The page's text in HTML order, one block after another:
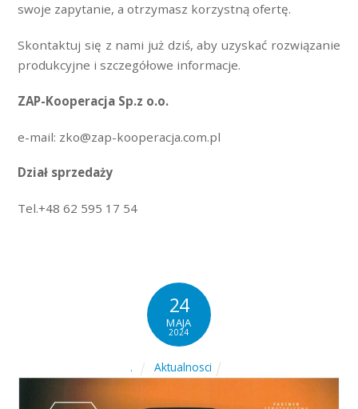
swoje zapytanie, a otrzymasz korzystną ofertę.
Skontaktuj się z nami już dziś, aby uzyskać rozwiązanie
produkcyjne i szczegółowe informacje.
ZAP-Kooperacja Sp.z o.o.
e-mail: zko@zap-kooperacja.com.pl
Dział sprzedaży
Tel.+48 62 595 17 54
24
MAJA
2024
. Aktualnosci